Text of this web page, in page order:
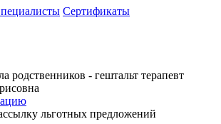
Сертификаты
родственников - гештальт терапевт
льготных предложений